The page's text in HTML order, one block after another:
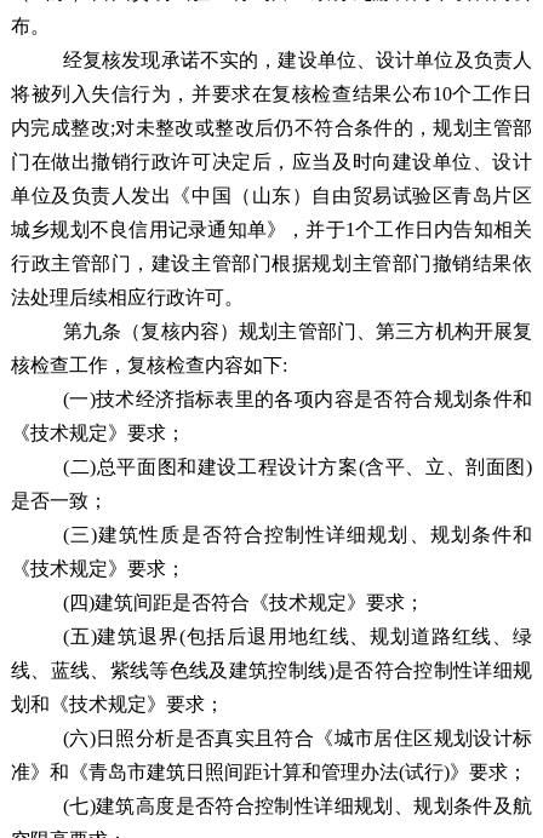
布。
经复核发现承诺不实的，建设单位、设计单位及负责人
将被列入失信行为，并要求在复核检查结果公布10个工作日
内完成整改;对未整改或整改后仍不符合条件的，规划主管部
门在做出撤销行政许可决定后，应当及时向建设单位、设计
单位及负责人发出《中国（山东）自由贸易试验区青岛片区
城乡规划不良信用记录通知单》，并于1个工作日内告知相关
行政主管部门，建设主管部门根据规划主管部门撤销结果依
法处理后续相应行政许可。
第九条 （复核内容）规划主管部门、第三方机构开展复
核检查工作，复核检查内容如下:
(一)技术经济指标表里的各项内容是否符合规划条件和
《技术规定》要求；
(二)总平面图和建设工程设计方案(含平、立、剖面图)
是否一致；
(三)建筑性质是否符合控制性详细规划、规划条件和
《技术规定》要求；
(四)建筑间距是否符合《技术规定》要求；
(五)建筑退界(包括后退用地红线、规划道路红线、绿
线、蓝线、紫线等色线及建筑控制线)是否符合控制性详细规
划和《技术规定》要求；
(六)日照分析是否真实且符合《城市居住区规划设计标
准》和《青岛市建筑日照间距计算和管理办法(试行)》要求；
(七)建筑高度是否符合控制性详细规划、规划条件及航